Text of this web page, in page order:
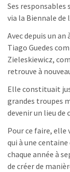
Ses responsables
via la Biennale de
Avec depuis un
Tiago Guedes
Zieleskiewicz,
retrouve à
Elle constituait
grandes troupes
devenir un lieu de
Pour ce faire, elle
qui à une
chaque année à
de créer de